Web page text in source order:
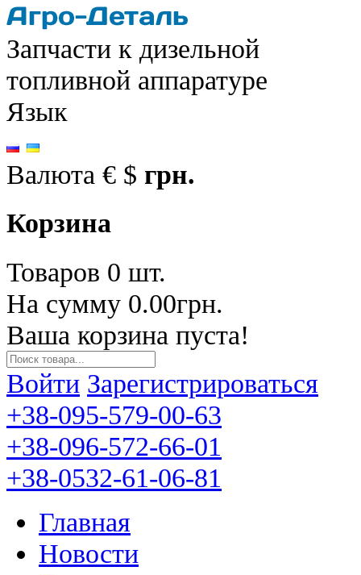
Запчасти к дизельной
топливной аппаратуре
Язык
Валюта € $ грн.
Корзина
Товаров 0 шт.
На сумму 0.00грн.
Ваша корзина пуста!
Войти Зарегистрироваться
+38-095-579-00-63
+38-096-572-66-01
+38-0532-61-06-81
Главная
Новости